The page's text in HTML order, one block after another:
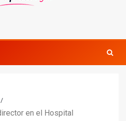
en el Hospital